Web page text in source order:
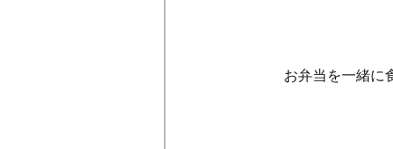
お弁当を一緒に食